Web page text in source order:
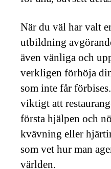
När du väl har valt
utbildning
även vänliga och
verkligen förhöja
som inte får
viktigt att
första hjälpen och
kvävning eller
som vet hur man
världen.